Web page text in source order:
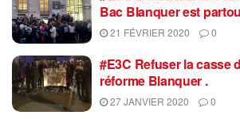
Bac Blanquer est
21 FÉVRIER 2020 0
#E3C Refuser la casse
réforme Blanquer .
27 JANVIER 2020 0